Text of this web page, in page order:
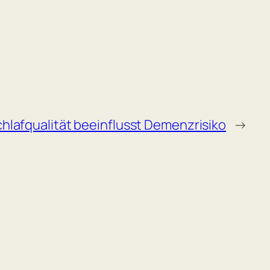
beeinflusst Demenzrisiko →